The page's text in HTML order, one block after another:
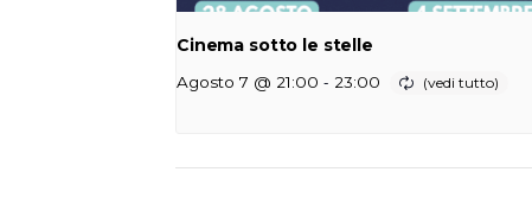
Cinema sotto le stelle
Agosto 7 @ 21:00 - 23:00